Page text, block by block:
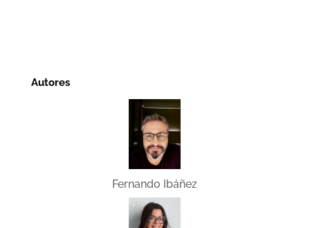
Autores
Fernando Ibáñez